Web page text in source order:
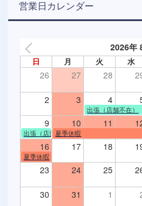
営業日カレンダー
2026年
日 月 火 水
26 27 28
2 3 4
出張（店舗不在）
9 10 11
出張（店舗不在）
夏季休暇
16 17 18
夏季休暇
23 24 25
30 31 1